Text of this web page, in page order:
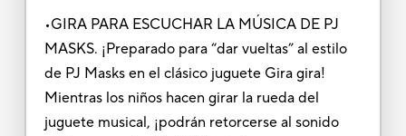
•GIRA PARA ESCUCHAR LA MÚSICA DE PJ
MASKS. ¡Preparado para “dar vueltas” al estilo
de PJ Masks en el clásico juguete Gira gira!
Mientras los niños hacen girar la rueda del
juguete musical, ¡podrán retorcerse al sonido